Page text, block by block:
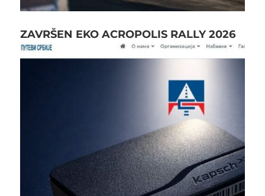
ZAVRŠEN EKO ACROPOLIS RALLY 2026